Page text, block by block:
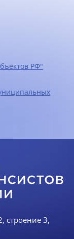
РФ"
строение 3,